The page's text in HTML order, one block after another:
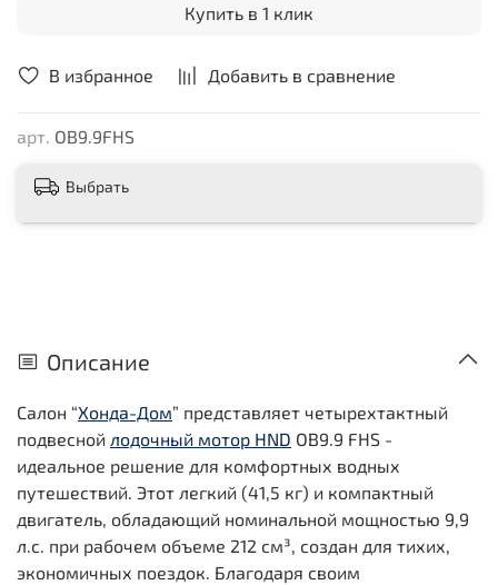
В избранное Добавить в сравнение
арт. OB9.9FHS
Купить в 1 клик
Выбрать
Описание
Салон “Хонда-Дом” представляет четырехтактный
подвесной лодочный мотор HND OB9.9 FHS -
идеальное решение для комфортных водных
путешествий. Этот легкий (41,5 кг) и компактный
двигатель, обладающий номинальной мощностью 9,9
л.с. при рабочем объеме 212 см³, создан для тихих,
экономичных поездок. Благодаря своим